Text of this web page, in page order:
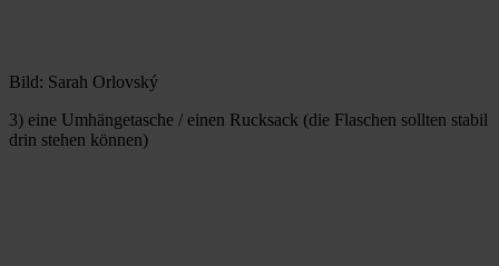
Bild: Sarah Orlovský
3) eine Umhängetasche / einen Rucksack (die Flaschen sollten stabil
drin stehen können)